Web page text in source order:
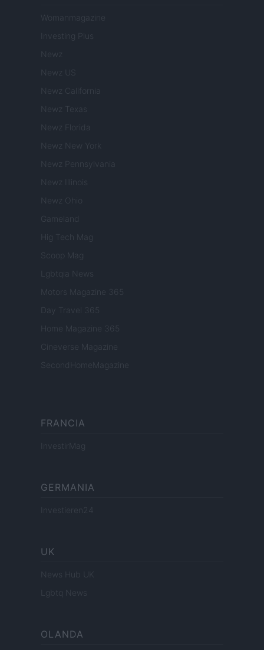
Womanmagazine
Investing Plus
Newz
Newz US
Newz California
Newz Texas
Newz Florida
Newz New York
Newz Pennsylvania
Newz Illinois
Newz Ohio
Gameland
Hig Tech Mag
Scoop Mag
Lgbtqia News
Motors Magazine 365
Day Travel 365
Home Magazine 365
Cineverse Magazine
SecondHomeMagazine
FRANCIA
InvestirMag
GERMANIA
Investieren24
UK
News Hub UK
Lgbtq News
OLANDA